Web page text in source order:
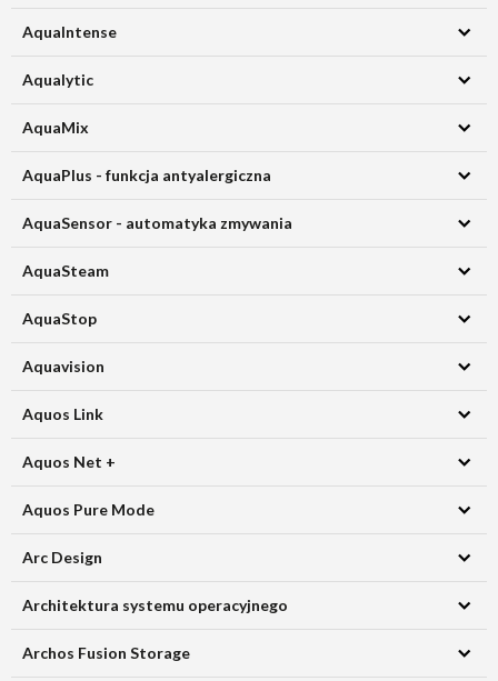
AquaIntense
Aqualytic
AquaMix
AquaPlus - funkcja antyalergiczna
AquaSensor - automatyka zmywania
AquaSteam
AquaStop
Aquavision
Aquos Link
Aquos Net +
Aquos Pure Mode
Arc Design
Architektura systemu operacyjnego
Archos Fusion Storage